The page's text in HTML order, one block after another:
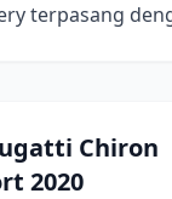
terpasang
Chiron
2020